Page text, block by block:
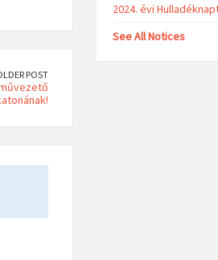
POST
2024. évi
See All Notices